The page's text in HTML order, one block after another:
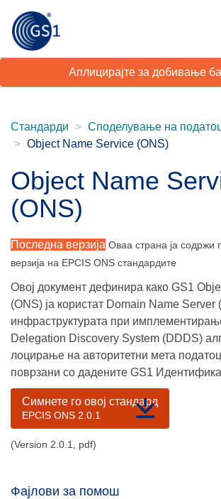
Аплицирајте за добивање
Стандарди Споделување на
Object Name Service (ONS)
Object Name
(ONS)
Последна верзија Оваа страна ја содржи
верзија на EPCIS ONS стандардите
Овој документ дефинира како GS1
(ONS) ја користат Domain Name Server
инфраструктурата при
Delegation Discovery System (DDDS)
лоцирање на авторитетни мета
поврзани со дадените GS1
Симнете го овој стандард
EPCIS ONS 2.0.1
(Version 2.0.1, pdf)
Фајлови за помош